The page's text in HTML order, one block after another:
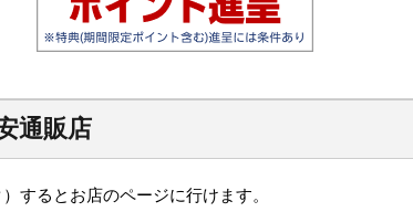
通販店
するとお店のページに行けます。